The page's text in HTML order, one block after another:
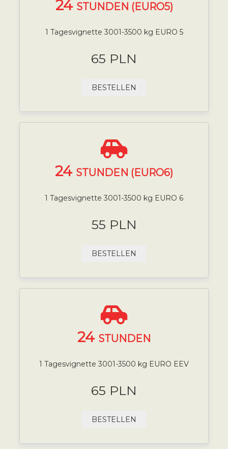
24 STUNDEN (EURO5)
1 Tagesvignette 3001-3500 kg EURO 5
65 PLN
BESTELLEN
24 STUNDEN (EURO6)
1 Tagesvignette 3001-3500 kg EURO 6
55 PLN
BESTELLEN
24 STUNDEN
1 Tagesvignette 3001-3500 kg EURO EEV
65 PLN
BESTELLEN